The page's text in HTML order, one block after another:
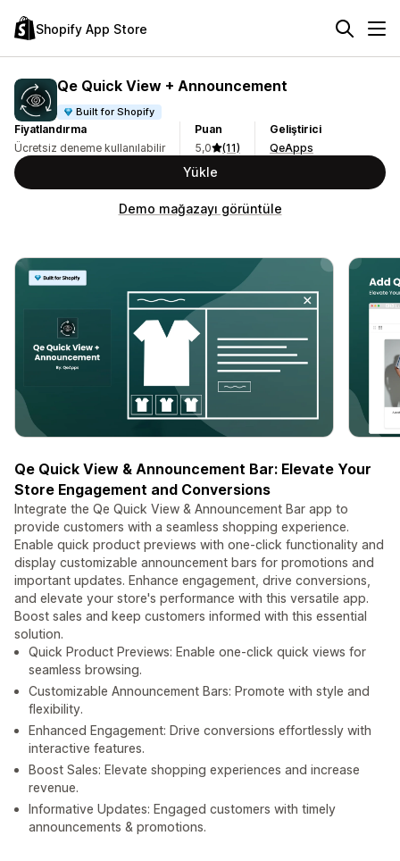
Shopify App Store
Qe Quick View + Announcement
Built for Shopify
Fiyatlandırma
Ücretsiz deneme kullanılabilir
Puan
5,0
(11)
Geliştirici
QeApps
Yükle
Demo mağazayı görüntüle
Qe Quick View & Announcement Bar: Elevate Your
Store Engagement and Conversions
Integrate the Qe Quick View & Announcement Bar app to
provide customers with a seamless shopping experience.
Enable quick product previews with one-click functionality and
display customizable announcement bars for promotions and
important updates. Enhance engagement, drive conversions,
and elevate your store's performance with this versatile app.
Boost sales and keep customers informed with this essential
solution.
Quick Product Previews: Enable one-click quick views for
seamless browsing.
Customizable Announcement Bars: Promote with style and
flexibility.
Enhanced Engagement: Drive conversions effortlessly with
interactive features.
Boost Sales: Elevate shopping experiences and increase
revenue.
Informative Updates: Engaged customers with timely
announcements & promotions.